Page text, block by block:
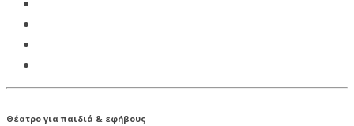
Θέατρο για παιδιά & εφήβους